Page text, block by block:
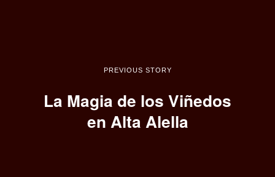
PREVIOUS STORY
La Magia de los Viñedos
en Alta Alella